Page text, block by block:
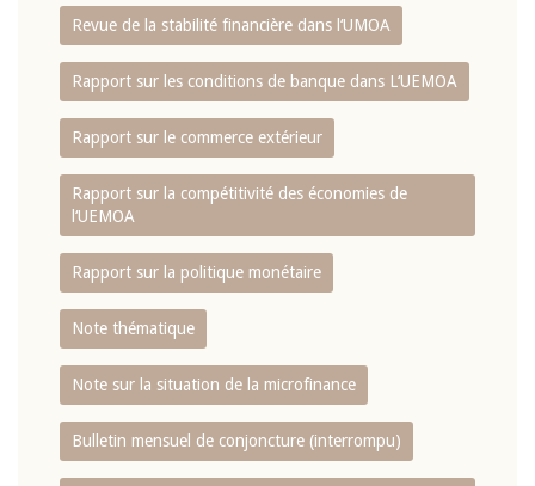
Revue de la stabilité financière dans l‘UMOA
Rapport sur les conditions de banque dans L‘UEMOA
Rapport sur le commerce extérieur
Rapport sur la compétitivité des économies de
l‘UEMOA
Rapport sur la politique monétaire
Note thématique
Note sur la situation de la microfinance
Bulletin mensuel de conjoncture (interrompu)